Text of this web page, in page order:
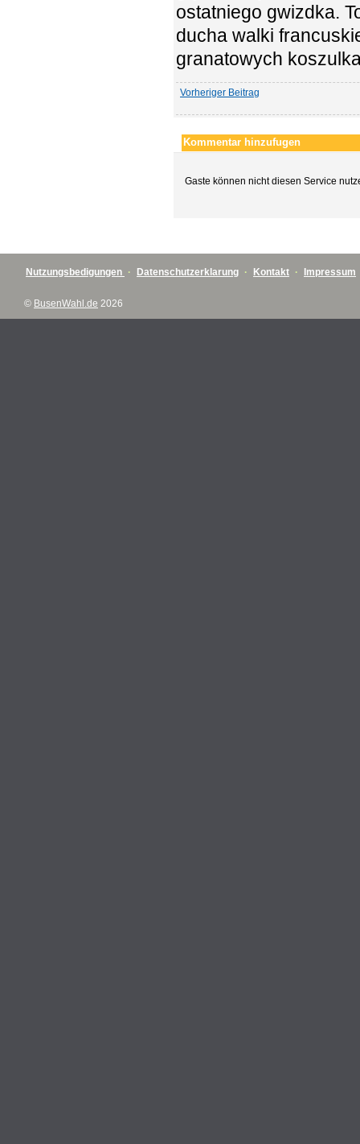
ostatniego gwizdka.
ducha walki
granatowych
Vorheriger Beitrag
Kommentar hinzufugen
Gaste können nicht diesen Service
Nutzungsbedigungen · Datenschutzerklarung · Kontakt · Impressum
© BusenWahl.de 2026